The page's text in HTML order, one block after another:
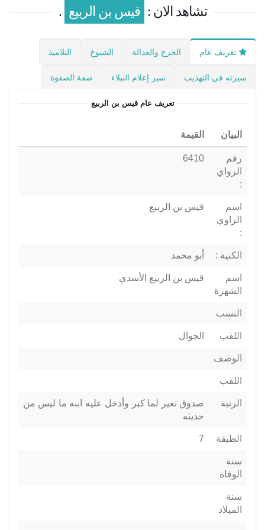
تشاهد الان : قيس بن الربيع .
تعريف عام الجرح والعدالة الشيوخ التلاميذ
سيرته في التهذيب سير إعلام النبلاء صفة الصفوة
تعريف عامقيس بن الربيع
البيان القيمة
رقم
الرواي
:
6410
اسم
الراوي
:
قيس بن الربيع
الكنية : أبو محمد
اسم
الشهرة
قيس بن الربيع الأسدي
النسب
اللقب الجوال
الوصف
اللقب
الرتبة
صدوق تغير لما كبر وأدخل عليه ابنه ما ليس من
حديثه
الطبقة 7
سنة
الوفاة
سنة
الميلاد